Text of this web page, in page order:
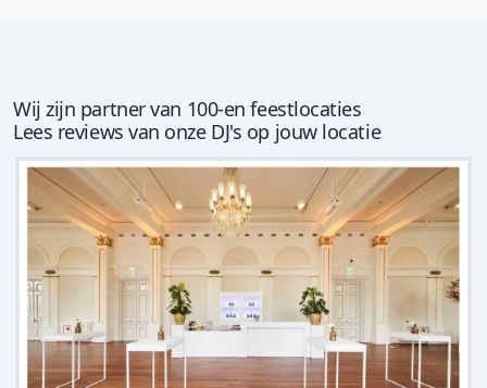
Wij zijn partner van 100-en feestlocaties
Lees reviews van onze DJ's op jouw locatie